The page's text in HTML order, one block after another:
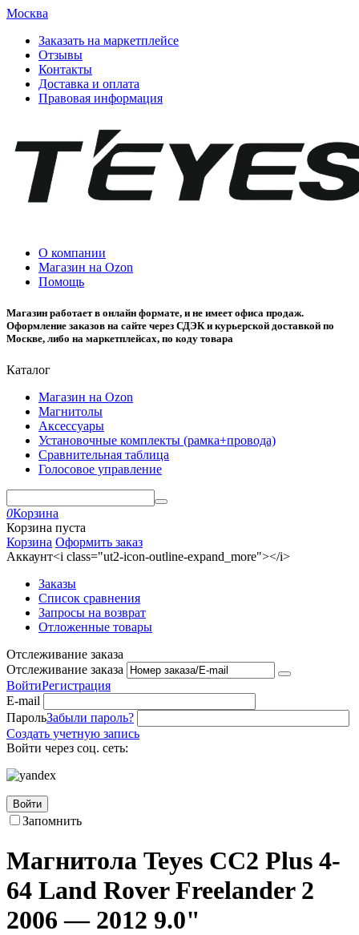
Москва
Заказать на маркетплейсе
Отзывы
Контакты
Доставка и оплата
Правовая информация
О компании
Магазин на Ozon
Помощь
Магазин работает в онлайн формате, и не имеет офиса продаж.
Оформление заказов на сайте через СДЭК и курьерской доставкой по
Москве, либо на маркетплейсах, по коду товара
Каталог
Магазин на Ozon
Магнитолы
Аксессуары
Установочные комплекты (рамка+провода)
Сравнительная таблица
Голосовое управление
0Корзина
Корзина пуста
Корзина Оформить заказ
Аккаунт<i class="ut2-icon-outline-expand_more"></i>
Заказы
Список сравнения
Запросы на возврат
Отложенные товары
Отслеживание заказа
Отслеживание заказа
ВойтиРегистрация
E-mail
ПарольЗабыли пароль?
Создать учетную запись
Войти через соц. сеть:
Войти
Запомнить
Магнитола Teyes CC2 Plus 4-
64 Land Rover Freelander 2
2006 — 2012 9.0"